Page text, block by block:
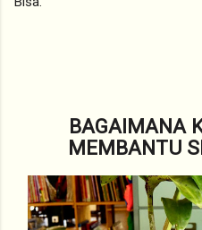
BAGAIMANA
MEMBANTU